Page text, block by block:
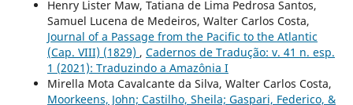
Henry Lister Maw, Tatiana de Lima Pedrosa Santos,
Samuel Lucena de Medeiros, Walter Carlos Costa,
Journal of a Passage from the Pacific to the Atlantic
(Cap. VIII) (1829) , Cadernos de Tradução: v. 41 n. esp.
1 (2021): Traduzindo a Amazônia I
Mirella Mota Cavalcante da Silva, Walter Carlos Costa,
Moorkeens, John; Castilho, Sheila; Gaspari, Federico, &